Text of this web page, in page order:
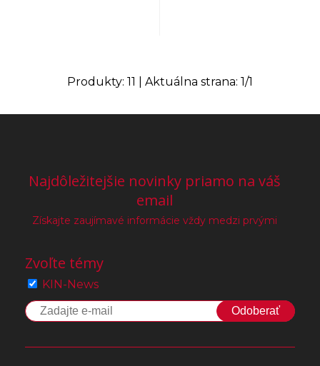
Produkty: 11 | Aktuálna strana: 1/1
Najdôležitejšie novinky priamo na váš
email
Získajte zaujímavé informácie vždy medzi prvými
Zvoľte témy
KIN-News
Odoberať